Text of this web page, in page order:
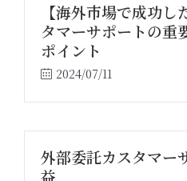
【海外市場で成功
タマーサポートの重
ポイント
2024/07/11
外部委託カスタマー
益